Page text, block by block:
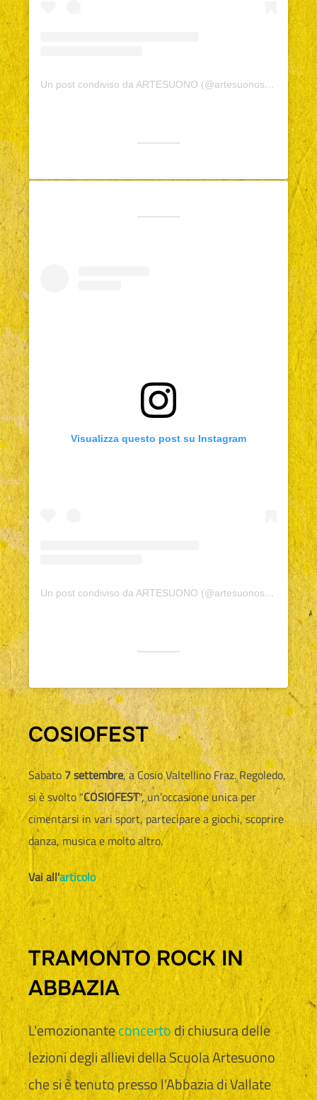
Un post condiviso da ARTESUONO (@artesuonosocial)
Visualizza questo post su Instagram
Un post condiviso da ARTESUONO (@artesuonosocial)
COSIOFEST
Sabato 7 settembre, a Cosio Valtellino Fraz. Regoledo,
si è svolto “COSIOFEST", un’occasione unica per
cimentarsi in vari sport, partecipare a giochi, scoprire
danza, musica e molto altro.
Vai all'articolo
TRAMONTO ROCK IN
ABBAZIA
L'emozionanteconcertodi chiusura delle
lezioni degli allievi della Scuola Artesuono
che si è tenuto presso l'Abbazia di Vallate